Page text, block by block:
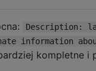
Description:
information
kompletne i